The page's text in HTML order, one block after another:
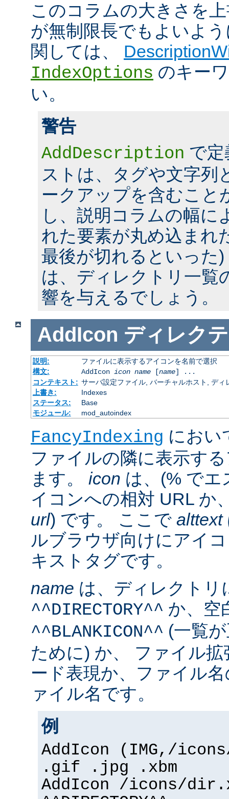
このコラムの大きさを
が無制限長でもよいよ
関しては、
IndexOptions のキー
い。
警告
AddDescription で
ストは、タグや文字列
ークアップを含むこと
し、説明コラムの幅に
れた要素が丸め込まれ
最後が切れるといった
は、ディレクトリ一覧
響を与えるでしょう。
AddIcon ディレク
説明:
ファイルに表示するアイコンを名前で選択
構文:
AddIcon icon name[name] ...
コンテキスト: サーバ設定ファイル, バーチャルホスト, ディ
上書き:
Indexes
ステータス:
Base
モジュール:
mod_autoindex
FancyIndexing にお
ファイルの隣に表示す
ます。 icon は、(% でエ
イコンへの相対 URL か
url) です。 ここで alttext
ルブラウザ向けにアイ
キストタグです。
name は、ディレクトリ
^^DIRECTORY^^ か、空
^^BLANKICON^^ (一覧
ために) か、 ファイル
ード表現か、ファイル
ァイル名です。
例
AddIcon (IMG,/
.gif .jpg .xbm
AddIcon /icons/